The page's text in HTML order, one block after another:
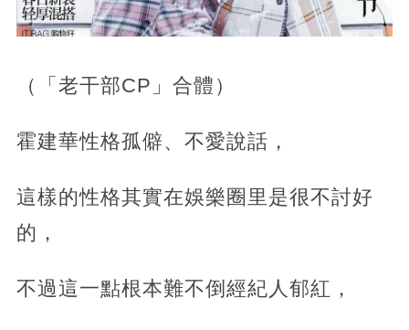
（「老干部CP」合體）
霍建華性格孤僻、不愛說話，
這樣的性格其實在娛樂圈里是很不討好
的，
不過這一點根本難不倒經紀人郁紅，